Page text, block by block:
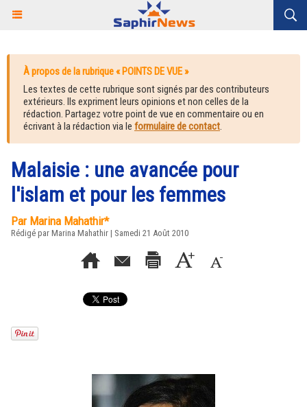
À propos de la rubrique « POINTS DE VUE »
Les textes de cette rubrique sont signés par des contributeurs
extérieurs. Ils expriment leurs opinions et non celles de la
rédaction. Partagez votre point de vue en commentaire ou en
écrivant à la rédaction via le formulaire de contact.
Malaisie : une avancée pour
l'islam et pour les femmes
Par Marina Mahathir*
Rédigé par Marina Mahathir | Samedi 21 Août 2010